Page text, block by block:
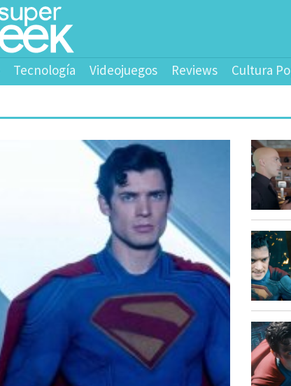
Tecnología Videojuegos Reviews Cultura